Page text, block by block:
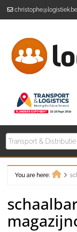
christophe@logistiek.be
You are here: